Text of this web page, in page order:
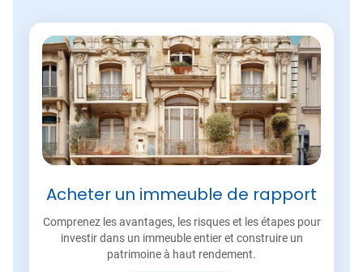
Acheter un immeuble de rapport
Comprenez les avantages, les risques et les étapes pour
investir dans un immeuble entier et construire un
patrimoine à haut rendement.